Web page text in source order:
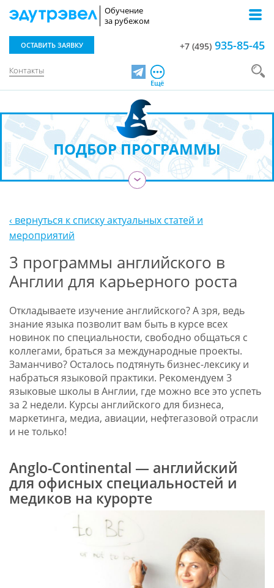
Обучение
за рубежом
Контакты
ОСТАВИТЬ ЗАЯВКУ +7 (495) 935-85-45
TelegramЕщё
ПОДБОР ПРОГРАММЫ
›
‹ вернуться к списку актуальных статей и
мероприятий
3 программы английского в
Англии для карьерного роста
Откладываете изучение английского? А зря, ведь
знание языка позволит вам быть в курсе всех
новинок по специальности, свободно общаться с
коллегами, браться за международные проекты.
Заманчиво? Осталось подтянуть бизнес-лексику и
набраться языковой практики. Рекомендуем 3
языковые школы в Англии, где можно все это успеть
за 2 недели. Курсы английского для бизнеса,
маркетинга, медиа, авиации, нефтегазовой отрасли
и не только!
Anglo-Continental — английский
для офисных специальностей и
медиков на курорте